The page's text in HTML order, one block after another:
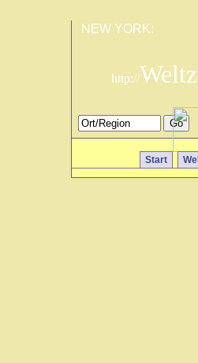
NEW YORK:
http://
Start